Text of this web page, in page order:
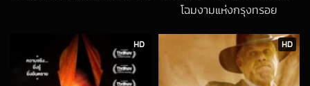
โฉมงามแห่งกรุงทรอย
HD HD